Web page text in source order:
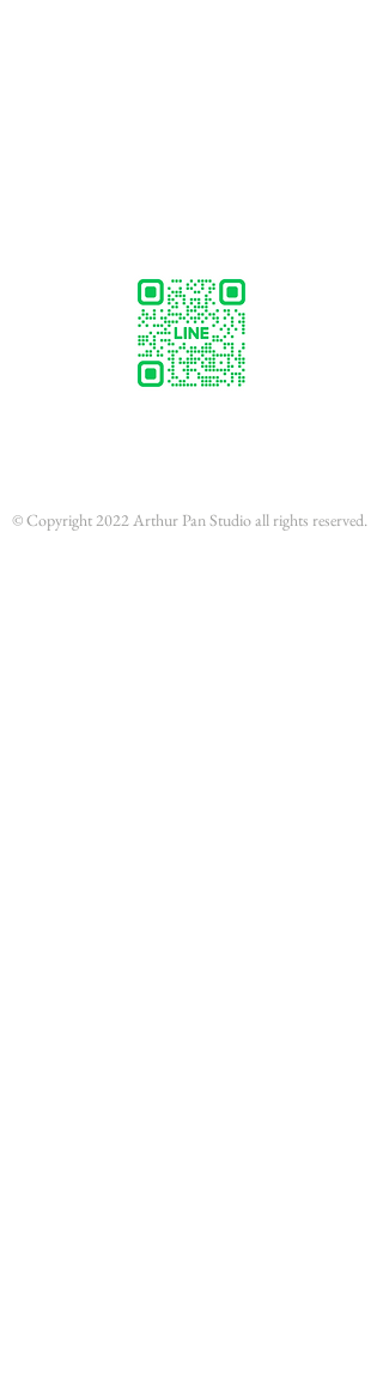
© Copyright 2022 Arthur Pan Studio all rights reserved.